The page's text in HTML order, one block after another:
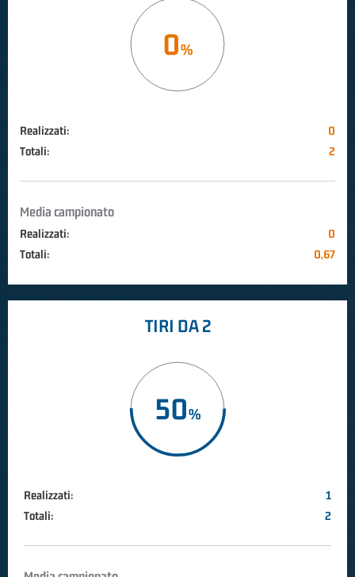
0
Realizzati:
0
Totali:
2
Media campionato
Realizzati:
0
Totali:
0,67
TIRI DA 2
50
Realizzati:
1
Totali:
2